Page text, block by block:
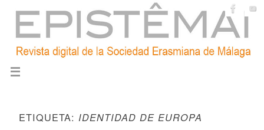
ETIQUETA: IDENTIDAD DE EUROPA